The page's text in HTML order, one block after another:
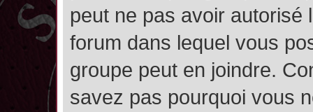
peut ne pas avoir autorisé
forum dans lequel vous
groupe peut en joindre.
savez pas pourquoi vous